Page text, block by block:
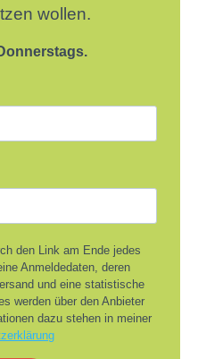
wollen.
den Link am Ende jedes
Anmeldedaten, deren
und eine statistische
werden über den Anbieter
dazu stehen in meiner